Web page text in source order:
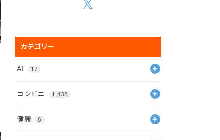
カテゴリー
AI 17
コンビニ 1,438
健康 6